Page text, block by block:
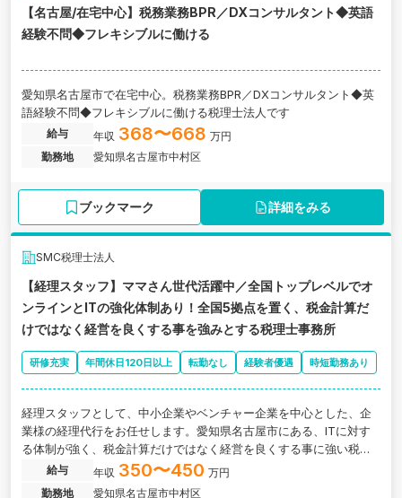
【名古屋/在宅中心】税務業務BPR／DXコンサルタント◆英語
経験不問◆フレキシブルに働ける
愛知県名古屋市で在宅中心。税務業務BPR／DXコンサルタント◆英
語経験不問◆フレキシブルに働ける税理士法人です
給与 年収 368〜668 万円
勤務地
愛知県名古屋市中村区
ブックマーク 詳細をみる
SMC税理士法人
【経理スタッフ】ママさん世代活躍中／全国トップレベルでオ
ンラインとITの強化体制あり！全国5拠点を置く、税金計算だ
けではなく経営を良くする事を強みとする税理士事務所
研修充実 年間休日120日以上 転勤なし 経験者優遇 時短勤務あり
経理スタッフとして、中小企業やベンチャー企業を中心とした、企
業様の経理代行をお任せします。愛知県名古屋市にある、ITに対す
る体制が強く、税金計算だけではなく経営を良くする事に強い税理
士事務所の求人です。
給与 年収 350〜450 万円
勤務地
愛知県名古屋市中村区